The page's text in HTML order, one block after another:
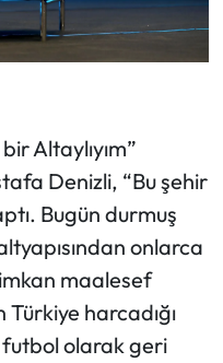
Altaylıyım”
Denizli, “Bu şehir
Bugün durmuş
onlarca
maalesef
Türkiye harcadığı
futbol olarak geri